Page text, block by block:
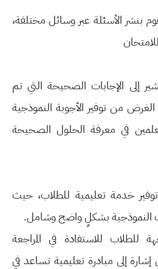
بنشر الأسئلة عبر وسائل مختلفة،
إلى الإجابات الصحيحة التي تم
من توفير الأجوبة النموذجية
في معرفة الحلول الصحيحة
توفير خدمة تعليمية للطلاب، حيث
النموذجية بشكلٍ واضح وشامل.
للاستفادة في المراجعة
إلى مبادرة تعليمية تساعد في